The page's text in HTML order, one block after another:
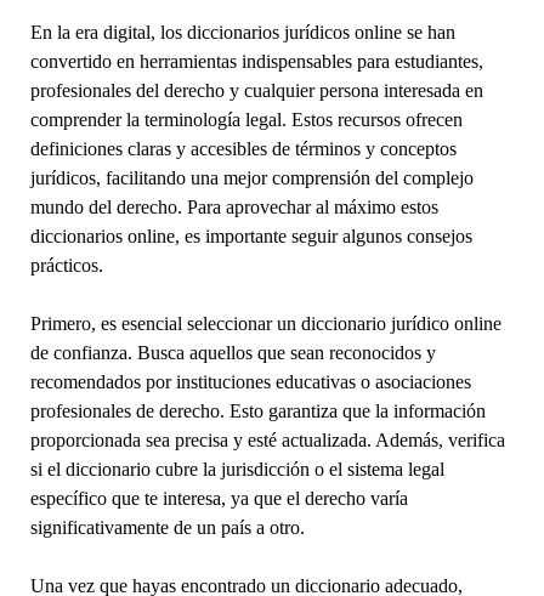
En la era digital, los diccionarios jurídicos online se han
convertido en herramientas indispensables para estudiantes,
profesionales del derecho y cualquier persona interesada en
comprender la terminología legal. Estos recursos ofrecen
definiciones claras y accesibles de términos y conceptos
jurídicos, facilitando una mejor comprensión del complejo
mundo del derecho. Para aprovechar al máximo estos
diccionarios online, es importante seguir algunos consejos
prácticos.
Primero, es esencial seleccionar un diccionario jurídico online
de confianza. Busca aquellos que sean reconocidos y
recomendados por instituciones educativas o asociaciones
profesionales de derecho. Esto garantiza que la información
proporcionada sea precisa y esté actualizada. Además, verifica
si el diccionario cubre la jurisdicción o el sistema legal
específico que te interesa, ya que el derecho varía
significativamente de un país a otro.
Una vez que hayas encontrado un diccionario adecuado,